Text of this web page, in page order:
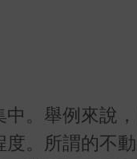
中。舉例來說
。所謂的不